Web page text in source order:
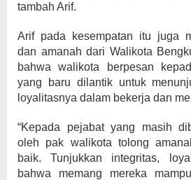
tambah Arif.
Arif pada kesempatan itu juga
dan amanah dari Walikota
bahwa walikota berpesan
yang baru dilantik untuk
loyalitasnya dalam bekerja dan
“Kepada pejabat yang masih
oleh pak walikota tolong
baik. Tunjukkan integritas,
bahwa memang mereka